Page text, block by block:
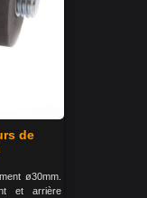
de
ø30mm.
et arrière